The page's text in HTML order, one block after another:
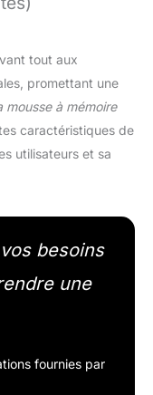
tout aux
promettant une
mousse à mémoire
caractéristiques de
utilisateurs et sa
besoins
une
fournies par